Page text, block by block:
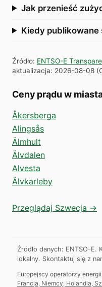
Jak przenieść
Kiedy publikowane
Źródło: ENTSO-E
aktualizacja: 2026-08-08 (
Ceny prądu w
Åkersberga
Alingsås
Älmhult
Älvdalen
Alvesta
Älvkarleby
Przeglądaj Szwecja →
Źródło danych: ENTSO-E.
lokalny. Skontaktuj się z
Europejscy operatorzy
Francja, Niemcy, Holandia,